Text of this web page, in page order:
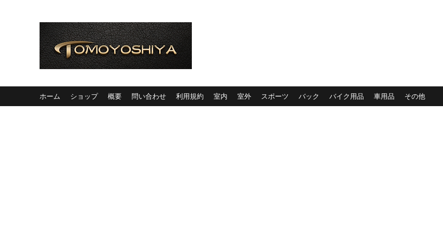
ホーム ショップ 概要 問い合わせ 利用規約 室内 室外 スポーツ バック バイク用品 車用品 その他